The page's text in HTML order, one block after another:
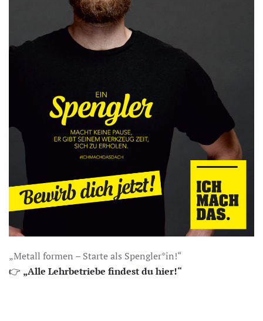
„Metall formen – Starte als Spengler*in!“
👉 „Alle Lehrbetriebe findest du hier!“